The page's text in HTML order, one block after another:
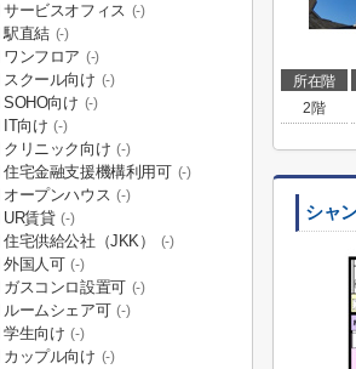
所在階
2階
シャ
サービスオフィス (-)
駅直結 (-)
ワンフロア (-)
スクール向け (-)
SOHO向け (-)
IT向け (-)
クリニック向け (-)
住宅金融支援機構利用可 (-)
オープンハウス (-)
UR賃貸 (-)
住宅供給公社（JKK） (-)
外国人可 (-)
ガスコンロ設置可 (-)
ルームシェア可 (-)
学生向け (-)
カップル向け (-)